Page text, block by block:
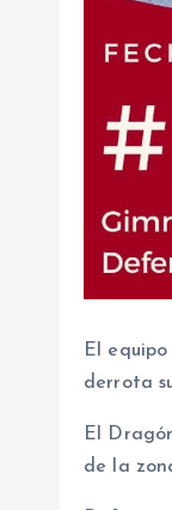
El
derrota
El
de la